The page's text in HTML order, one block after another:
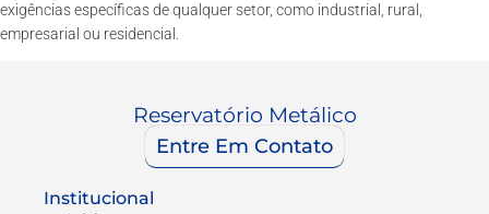
exigências específicas de qualquer setor, como industrial, rural,
empresarial ou residencial.
Reservatório Metálico
Entre Em Contato
Institucional